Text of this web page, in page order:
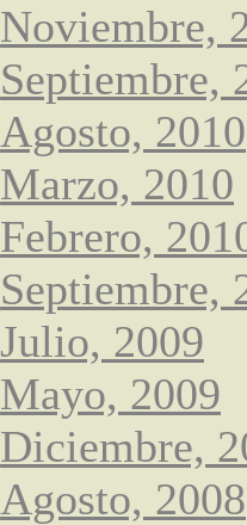
Noviembre,
Septiembre,
Agosto, 2010
Marzo, 2010
Febrero,
Septiembre,
Julio, 2009
Mayo, 2009
Diciembre,
Agosto, 2008